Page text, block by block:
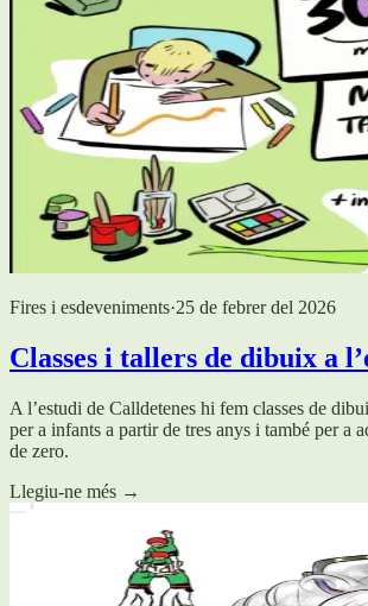
Fires i esdeveniments·25 de febrer del 2026
Classes i tallers de dibuix a
A l’estudi de Calldetenes hi fem classes de
per a infants a partir de tres anys i també per a
de zero.
Llegiu-ne més →